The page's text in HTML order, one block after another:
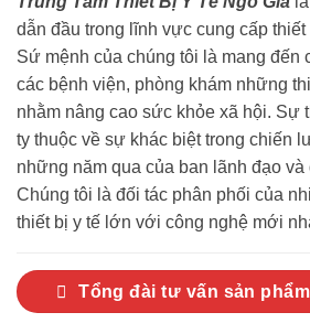
dẫn đầu trong lĩnh vực cung cấp thiết
Sứ mệnh của chúng tôi là mang đến
các bệnh viện, phòng khám những
nhằm nâng cao sức khỏe xã hội. Sự
ty thuộc về sự khác biệt trong chiến
những năm qua của ban lãnh đạo và
Chúng tôi là đối tác phân phối của
thiết bị y tế lớn với công nghệ mới
Tổng đài tư vấn sản